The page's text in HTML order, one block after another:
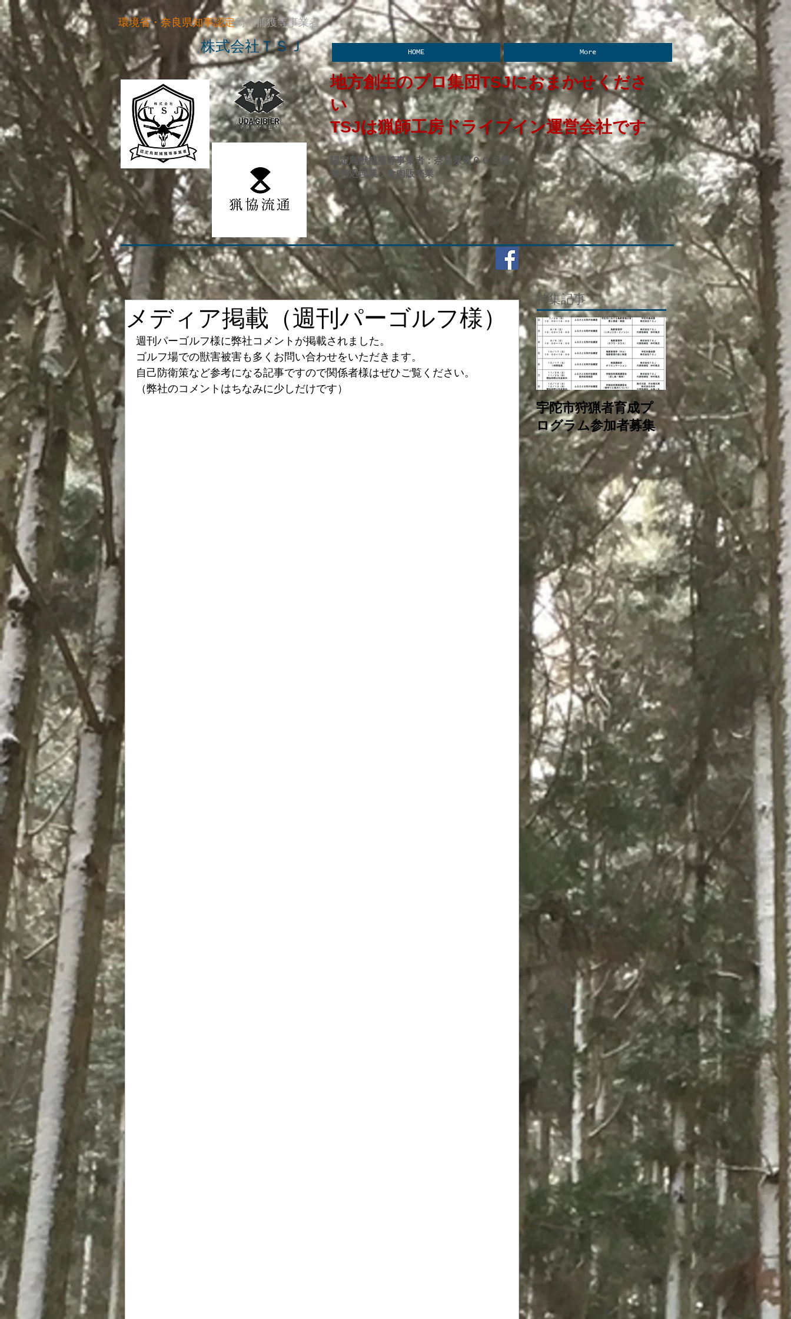
環境省・奈良県知事認定鳥獣捕獲等事業者
株式会社ＴＳＪ HOME More
地方創生のプロ集団TSJにおまかせくださ
い​
​TSJは猟師工房ドライブイン運営会社です
認定鳥獣捕獲等事業者：奈良県第００３号
食肉処理業：食肉販売業​
メディア掲載（週刊パーゴルフ様）
週刊パーゴルフ様に弊社コメントが掲載されました。
ゴルフ場での獣害被害も多くお問い合わせをいただきます。
自己防衛策など参考になる記事ですので関係者様はぜひご覧ください。
（弊社のコメントはちなみに少しだけです）
特集記事
宇陀市狩猟者育成プ
ログラム参加者募集